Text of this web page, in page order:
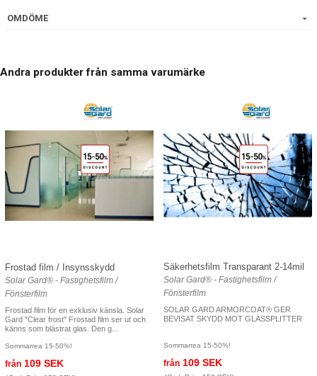
OMDÖME
Andra produkter från samma varumärke
Frostad film / Insynsskydd
Solar Gard® - Fastighetsfilm /
Fönsterfilm
Frostad film för en exklusiv känsla. Solar
Gard "Clear frost" Frostad film ser ut och
känns som blästrat glas. Den g...
Sommarrea 15-50%!
från 109 SEK
Säkerhetsfilm Transparant 2-14mil
Solar Gard® - Fastighetsfilm /
Fönsterfilm
SOLAR GARD ARMORCOAT® GER
BEVISAT SKYDD MOT GLASSPLITTER
Sommarrea 15-50%!
från 109 SEK